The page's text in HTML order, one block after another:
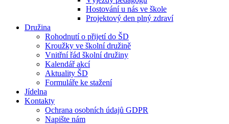
Hostování u nás ve škole
Projektový den plný zdraví
Družina
Rohodnutí o přijetí do ŠD
Kroužky ve školní družině
Vnitřní řád školní družiny
Kalendář akcí
Aktuality ŠD
Formuláře ke stažení
Jídelna
Kontakty
Ochrana osobních údajů GDPR
Napište nám